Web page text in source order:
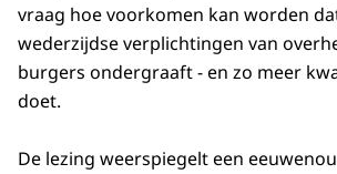
vraag hoe voorkomen kan worden
wederzijdse verplichtingen van
burgers ondergraaft - en zo meer
doet.
De lezing weerspiegelt een